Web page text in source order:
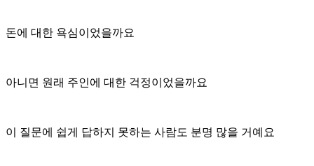
돈에 대한 욕심이었을까요
아니면 원래 주인에 대한 걱정이었을까요
이 질문에 쉽게 답하지 못하는 사람도 분명 많을 거예요